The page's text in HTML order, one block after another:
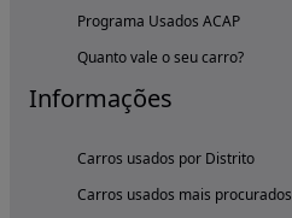
Programa Usados ACAP
Quanto vale o seu carro?
Informações
Carros usados por Distrito
Carros usados mais procurados